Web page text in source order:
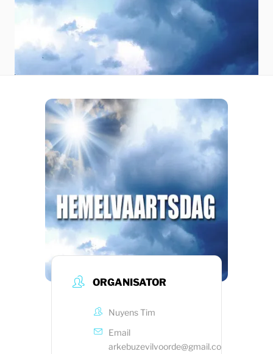
ORGANISATOR
Nuyens Tim
Email
arkebuzevilvoorde@gmail.com